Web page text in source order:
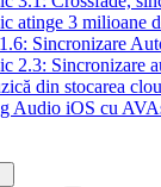
atinge 3 milioane
Sincronizare
2.3: Sincronizare
din stocarea
Audio iOS cu